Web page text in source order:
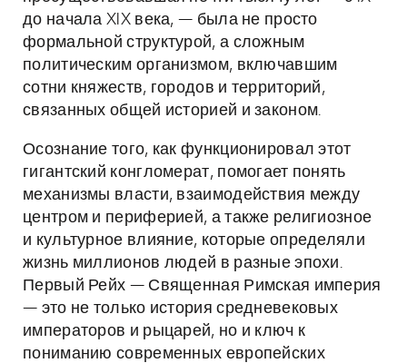
до начала XIX века, — была не просто
формальной структурой, а сложным
политическим организмом, включавшим
сотни княжеств, городов и территорий,
связанных общей историей и законом.
Осознание того, как функционировал этот
гигантский конгломерат, помогает понять
механизмы власти, взаимодействия между
центром и периферией, а также религиозное
и культурное влияние, которые определяли
жизнь миллионов людей в разные эпохи.
Первый Рейх — Священная Римская империя
— это не только история средневековых
императоров и рыцарей, но и ключ к
пониманию современных европейских